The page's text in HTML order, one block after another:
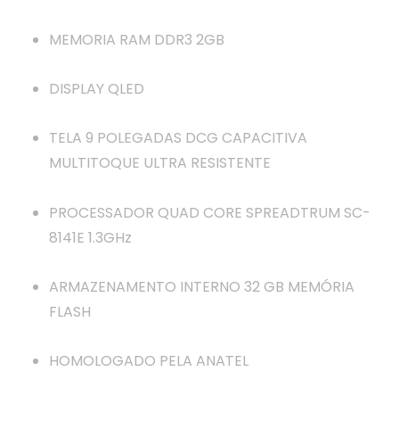
MEMORIA RAM DDR3 2GB
DISPLAY QLED
TELA 9 POLEGADAS DCG CAPACITIVA
MULTITOQUE ULTRA RESISTENTE
PROCESSADOR QUAD CORE SPREADTRUM SC-
8141E 1.3GHz
ARMAZENAMENTO INTERNO 32 GB MEMÓRIA
FLASH
HOMOLOGADO PELA ANATEL